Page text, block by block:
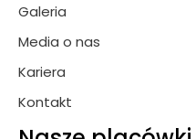
Galeria
Media o nas
Kariera
Kontakt